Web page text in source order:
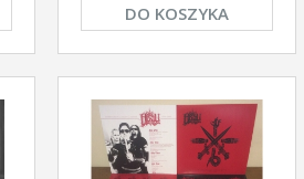
DO KOSZYKA